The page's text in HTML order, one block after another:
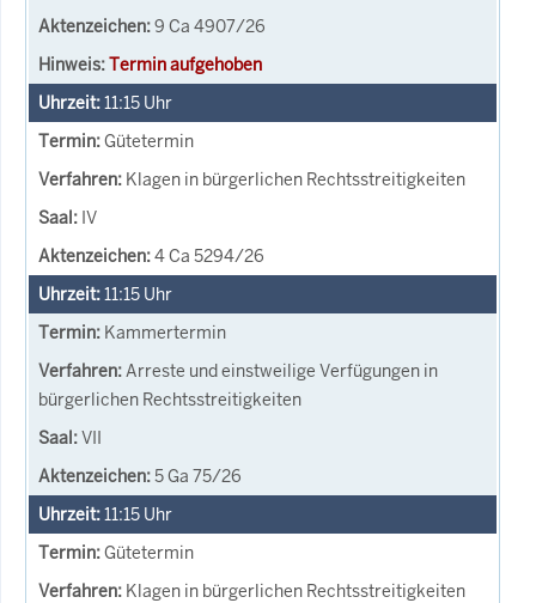
9 Ca 4907/26
Termin aufgehoben
11:15 Uhr
Gütetermin
Klagen in bürgerlichen Rechtsstreitigkeiten
IV
4 Ca 5294/26
11:15 Uhr
Kammertermin
Arreste und einstweilige Verfügungen in
bürgerlichen Rechtsstreitigkeiten
VII
5 Ga 75/26
11:15 Uhr
Gütetermin
Klagen in bürgerlichen Rechtsstreitigkeiten